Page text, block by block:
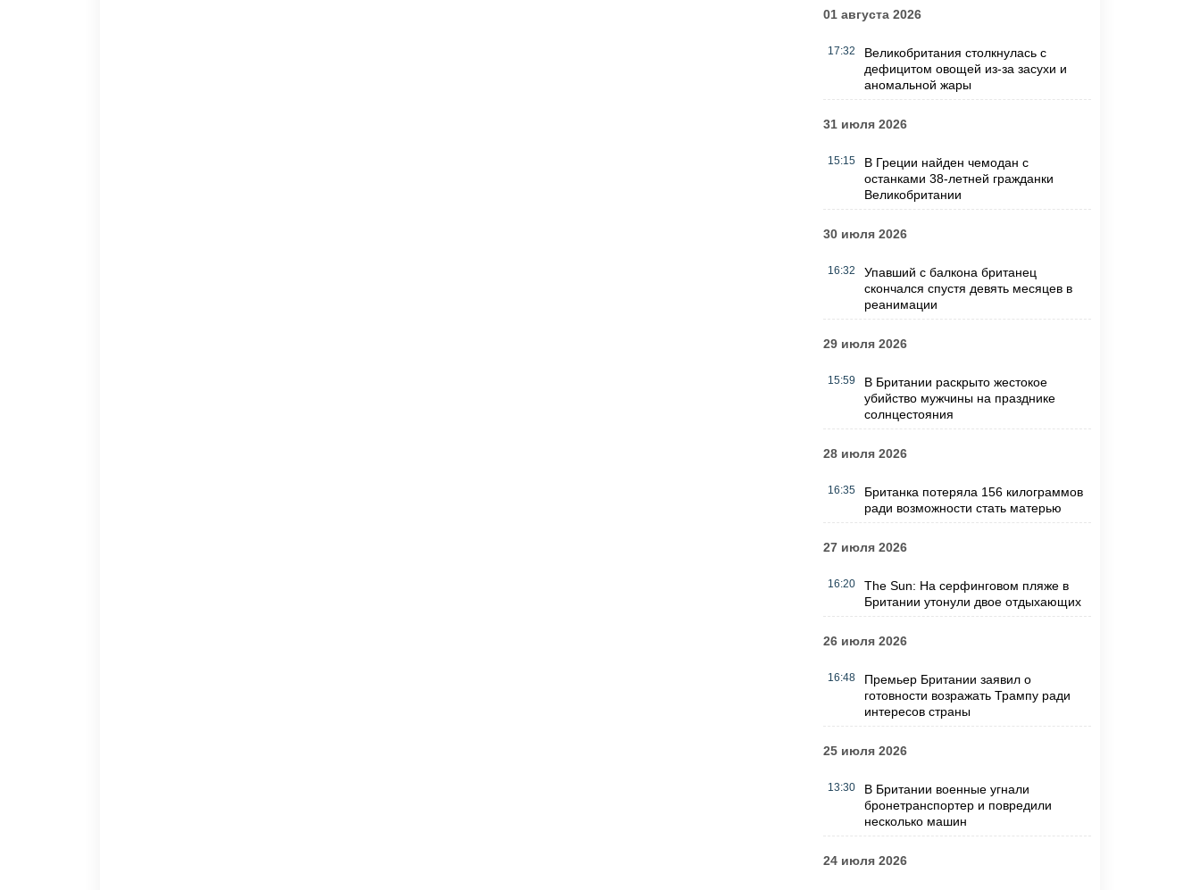
01 августа 2026
17:32
Великобритания столкнулась с
дефицитом овощей из-за засухи и
аномальной жары
31 июля 2026
15:15
В Греции найден чемодан с
останками 38-летней гражданки
Великобритании
30 июля 2026
16:32
Упавший с балкона британец
скончался спустя девять месяцев в
реанимации
29 июля 2026
15:59
В Британии раскрыто жестокое
убийство мужчины на празднике
солнцестояния
28 июля 2026
16:35
Британка потеряла 156 килограммов
ради возможности стать матерью
27 июля 2026
16:20
The Sun: На серфинговом пляже в
Британии утонули двое отдыхающих
26 июля 2026
16:48
Премьер Британии заявил о
готовности возражать Трампу ради
интересов страны
25 июля 2026
13:30
В Британии военные угнали
бронетранспортер и повредили
несколько машин
24 июля 2026